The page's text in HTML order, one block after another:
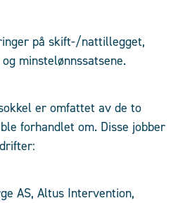
på skift-/nattillegget,
minstelønnssatsene.
er omfattet av de to
forhandlet om. Disse jobber
AS, Altus Intervention,